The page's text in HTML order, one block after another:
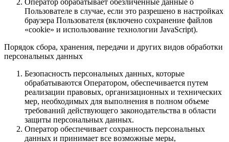
Пользователе в случае, если это разрешено в настройках
браузера Пользователя (включено сохранение файлов
«cookie» и использование технологии JavaScript).
Порядок сбора, хранения, передачи и других видов обработки
персональных данных
Безопасность персональных данных, которые
обрабатываются Оператором, обеспечивается путем
реализации правовых, организационных и технических
мер, необходимых для выполнения в полном объеме
требований действующего законодательства в области
защиты персональных данных.
Оператор обеспечивает сохранность персональных
данных и принимает все возможные меры,